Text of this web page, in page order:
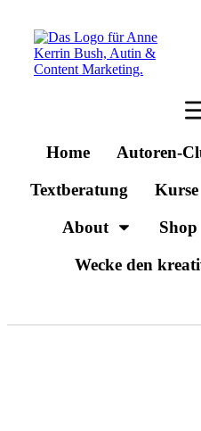
Home Autoren-
Textberatung
Kurse
About
Shop
Wecke den